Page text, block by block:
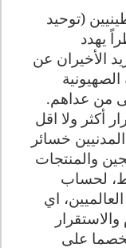
(توحيد
يهدد
الأخيران عن
من عداهم.
أكثر ولا اقل
خسائر
والمنتجات
لحساب
اي
على